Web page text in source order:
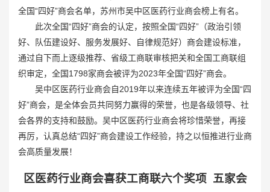
全国“四好”商会名单，苏州市吴中区医药行业商会榜上有名。
此次全国“四好”商会的认定，按照全国“四好”（政治引领
好、队伍建设好、服务发展好、自律规范好）商会建设标准，
通过自下而上逐级推荐、省级工商联审核把关和全国工商联组
织审定，全国1798家商会被评为2023年全国“四好”商会。
吴中区医药行业商会自2019年以来连续五年被评为全国“四
好”商会，是全体会员共同努力赢得的荣誉，也是各级领导、社
会各界的支持和鼓励。吴中区医药行业商会将珍惜荣誉，再接
再厉，认真总结“四好”商会建设工作经验，持之以恒推进行业商
会高质量发展！
区医药行业商会喜获工商联六个奖项 五家会